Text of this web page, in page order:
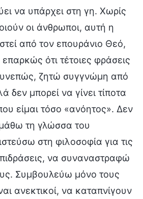
να υπάρχει στη γη. Χωρίς
οι άνθρωποι, αυτή η
από τον επουράνιο Θεό,
ότι τέτοιες φράσεις
ζητώ συγγνώμη από
δεν μπορεί να γίνει τίποτα
είμαι τόσο «ανόητος». Δεν
τη γλώσσα του
στη φιλοσοφία για τις
να συναναστραφώ
Συμβουλεύω μόνο τους
ανεκτικοί, να καταπνίγουν